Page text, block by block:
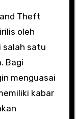
oleh
salah satu
Bagi
menguasai
kabar